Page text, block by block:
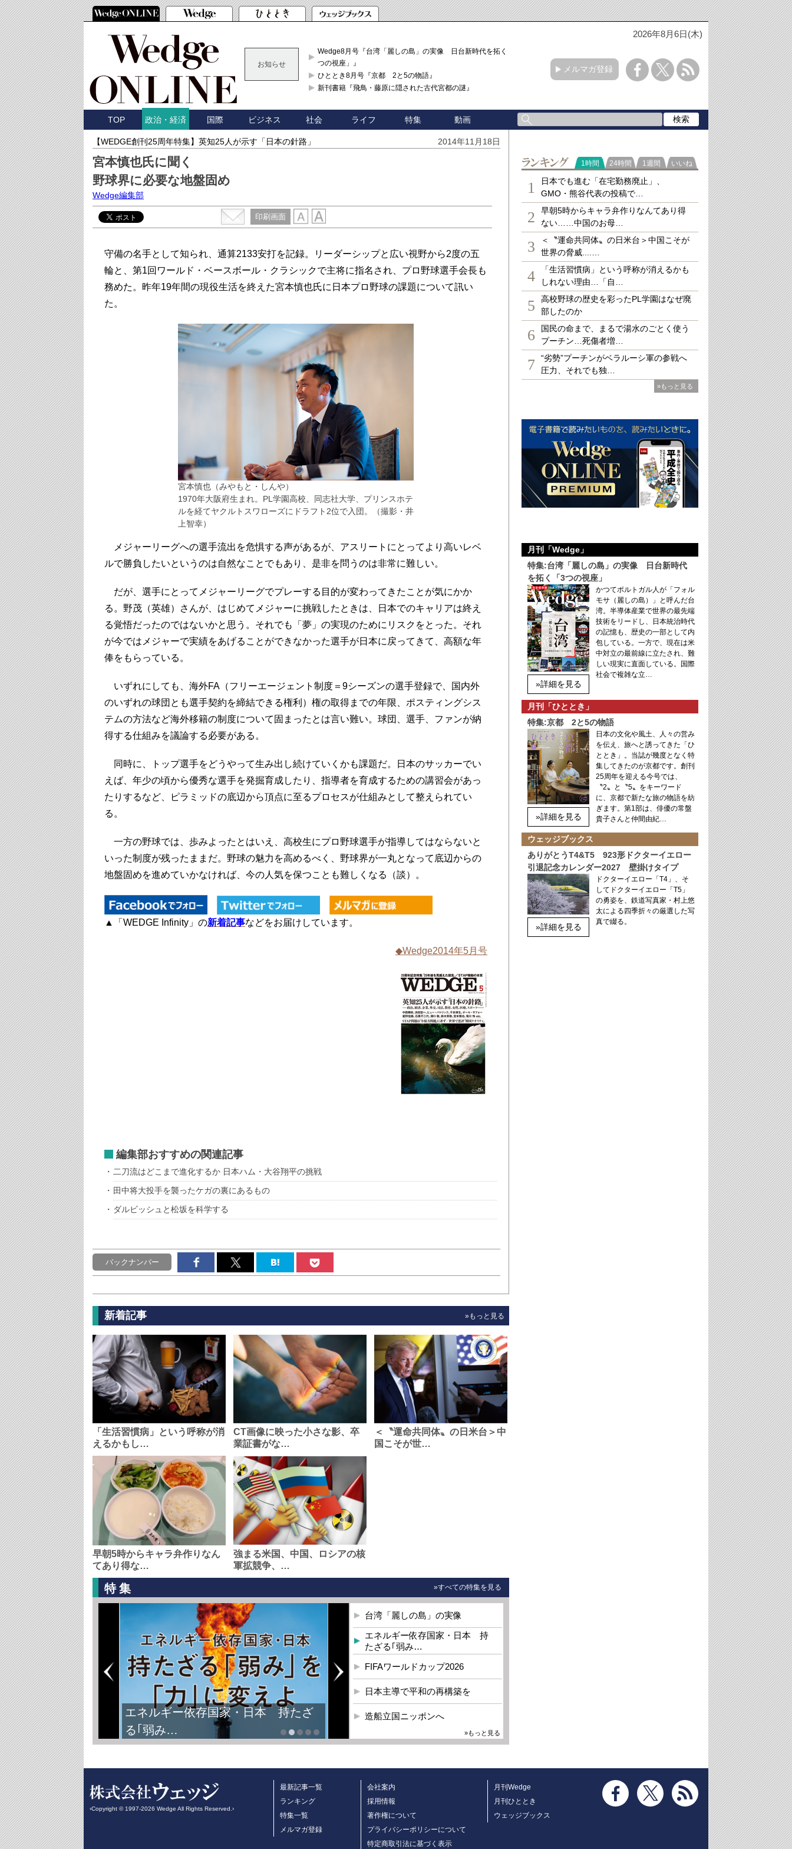
2026年8月6日(木)
お知らせ
Wedge8月号『台湾「麗しの島」の実像 日台新時代を拓く「3
つの視座」』
ひととき8月号『京都 2と5の物語』
新刊書籍『飛鳥・藤原に隠された古代宮都の謎』
メルマガ登録
TOP 政治・経済 国際 ビジネス 社会 ライフ 特集 動画
【WEDGE創刊25周年特集】英知25人が示す「日本の針路」 2014年11月18日
宮本慎也氏に聞く
野球界に必要な地盤固め
Wedge編集部
印刷画面
守備の名手として知られ、通算2133安打を記録。リーダーシップと広い視野から2度の五
輪と、第1回ワールド・ベースボール・クラシックで主将に指名され、プロ野球選手会長も
務めた。昨年19年間の現役生活を終えた宮本慎也氏に日本プロ野球の課題について訊い
た。
宮本慎也（みやもと・しんや）
1970年大阪府生まれ。PL学園高校、同志社大学、プリンスホテ
ルを経てヤクルトスワローズにドラフト2位で入団。（撮影・井
上智幸）
メジャーリーグへの選手流出を危惧する声があるが、アスリートにとってより高いレベ
ルで勝負したいというのは自然なことでもあり、是非を問うのは非常に難しい。
だが、選手にとってメジャーリーグでプレーする目的が変わってきたことが気にかか
る。野茂（英雄）さんが、はじめてメジャーに挑戦したときは、日本でのキャリアは終え
る覚悟だったのではないかと思う。それでも「夢」の実現のためにリスクをとった。それ
が今ではメジャーで実績をあげることができなかった選手が日本に戻ってきて、高額な年
俸をもらっている。
いずれにしても、海外FA（フリーエージェント制度＝9シーズンの選手登録で、国内外
のいずれの球団とも選手契約を締結できる権利）権の取得までの年限、ポスティングシス
テムの方法など海外移籍の制度について固まったとは言い難い。球団、選手、ファンが納
得する仕組みを議論する必要がある。
同時に、トップ選手をどうやって生み出し続けていくかも課題だ。日本のサッカーでい
えば、年少の頃から優秀な選手を発掘育成したり、指導者を育成するための講習会があっ
たりするなど、ピラミッドの底辺から頂点に至るプロセスが仕組みとして整えられてい
る。
一方の野球では、歩みよったとはいえ、高校生にプロ野球選手が指導してはならないと
いった制度が残ったままだ。野球の魅力を高めるべく、野球界が一丸となって底辺からの
地盤固めを進めていかなければ、今の人気を保つことも難しくなる（談）。
▲「WEDGE Infinity」の新着記事などをお届けしています。
◆Wedge2014年5月号
編集部おすすめの関連記事
二刀流はどこまで進化するか 日本ハム・大谷翔平の挑戦
田中将大投手を襲ったケガの裏にあるもの
ダルビッシュと松坂を科学する
バックナンバー
新着記事 »もっと見る
「生活習慣病」という呼称が消
えるかもし…
CT画像に映った小さな影、卒
業証書がな…
＜〝運命共同体〟の日米台＞中
国こそが世…
早朝5時からキャラ弁作りなん
てあり得な…
強まる米国、中国、ロシアの核
軍拡競争、…
特集 »すべての特集を見る
エネルギー依存国家・日本 持たざ
る｢弱み…
台湾「麗しの島」の実像
エネルギー依存国家・日本 持
たざる｢弱み…
FIFAワールドカップ2026
日本主導で平和の再構築を
造船立国ニッポンへ
»もっと見る
ランキング
1時間 24時間 1週間 いいね
1
日本でも進む「在宅勤務廃止」、
GMO・熊谷代表の投稿で…
2
早朝5時からキャラ弁作りなんてあり得
ない……中国のお母…
3
＜〝運命共同体〟の日米台＞中国こそが
世界の脅威....…
4
「生活習慣病」という呼称が消えるかも
しれない理由…「自…
5
高校野球の歴史を彩ったPL学園はなぜ廃
部したのか
6
国民の命まで、まるで湯水のごとく使う
プーチン…死傷者増…
7
“劣勢”プーチンがベラルーシ軍の参戦へ
圧力、それでも独…
»もっと見る
月刊「Wedge」
特集:台湾「麗しの島」の実像 日台新時代
を拓く「3つの視座」
»詳細を見る
かつてポルトガル人が「フォル
モサ（麗しの島）」と呼んだ台
湾。半導体産業で世界の最先端
技術をリードし、日本統治時代
の記憶も、歴史の一部として内
包している。一方で、現在は米
中対立の最前線に立たされ、難
しい現実に直面している。国際
社会で複雑な立…
月刊「ひととき」
特集:京都 2と5の物語
»詳細を見る
日本の文化や風土、人々の営み
を伝え、旅へと誘ってきた「ひ
ととき」。当誌が幾度となく特
集してきたのが京都です。創刊
25周年を迎える今号では、
〝2〟と〝5〟をキーワード
に、京都で新たな旅の物語を紡
ぎます。第1部は、俳優の常盤
貴子さんと仲間由紀…
ウェッジブックス
ありがとうT4&T5 923形ドクターイエロー
引退記念カレンダー2027 壁掛けタイプ
»詳細を見る
ドクターイエロー「T4」、そ
してドクターイエロー「T5」
の勇姿を、鉄道写真家・村上悠
太による四季折々の厳選した写
真で綴る。
‹Copyright © 1997-2026 Wedge All Rights Reserved.›
最新記事一覧
ランキング
特集一覧
メルマガ登録
会社案内
採用情報
著作権について
プライバシーポリシーについて
特定商取引法に基づく表示
月刊Wedge
月刊ひととき
ウェッジブックス